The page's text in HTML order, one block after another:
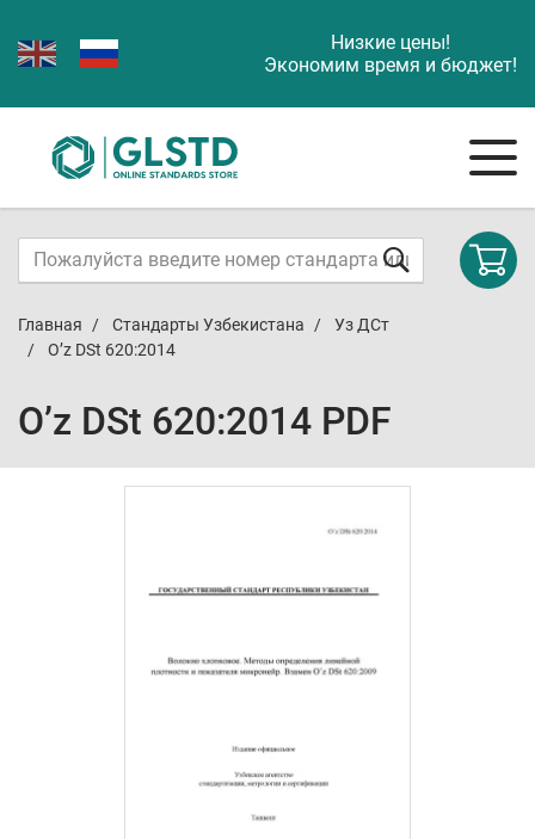
Низкие цены!
Экономим время и бюджет!
Главная Стандарты Узбекистана
Уз ДСт
O’z DSt 620:2014
O’z DSt 620:2014 PDF